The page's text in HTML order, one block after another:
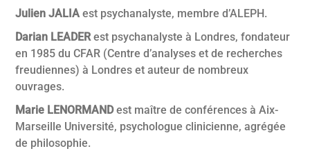
Julien JALIA est psychanalyste, membre d’ALEPH.
Darian LEADERest psychanalyste à Londres, fondateur
en 1985 du CFAR (Centre d’analyses et de recherches
freudiennes) à Londres et auteur de nombreux
ouvrages.
Marie LENORMANDest maître de conférences à Aix-
Marseille Université, psychologue clinicienne, agrégée
de philosophie.